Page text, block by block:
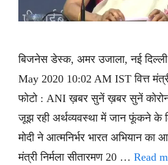
बिजनेस डेस्क, अमर उजाला, नई
May 2020 10:02 AM IST वित्त
फोटो : ANI ख़बर सुनें ख़बर सुनें
जूझ रही अर्थव्यवस्था में जान फूंकने के
मोदी ने आत्मनिर्भर भारत अभियान का
मंत्री निर्मला सीतारमण 20 … Read